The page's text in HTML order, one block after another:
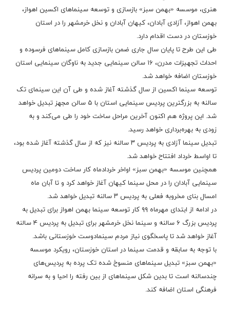
هنری، موسسه «بهمن سبز» بازسازی و توسعه سینماهای اکسین اهواز،
بهمن اهواز، آزادی آبادان، کیهان آبادان و نخل خرمشهر را در استان
خوزستان در دست اقدام دارد.
طی این طرح تا پایان سال جاری ضمن بازسازی کامل سینماهای فرسوده و
احداث تجهیزات مدرن، ۱۶ سالن سینمایی جدید به ناوگان سینمایی استان
خوزستان اضافه خواهد شد.
توسعه سینما اکسین از سال گذشته آغاز شده و طی آن این سینمای تک
سالنه به بزرگترین پردیس سینمایی استان با ۵ سالن مجهز تبدیل خواهد
شد. این پروژه هم اکنون آخرین مراحل ساخت خود را طی می‌کند و به
زودی به بهره‌برداری خواهد رسید.
تبدیل سینما آزادی به پردیس ۳ سالنه نیز که از سال گذشته آغاز شده بود،
تا اواسط خرداد افتتاح خواهد شد.
همچنین موسسه «بهمن سبز» اواخر خردادماه کار ساخت دومین پردیس
سینمایی آبادان را در محل سینما کیهان آغاز خواهد کرد و تا آبان ماه
امسال بنای مخروبه فعلی به پردیس ۳ سالنه تبدیل خواهد شد.
در ادامه از ابتدای مهرماه ۹۹ کار توسعه سینما بهمن اهواز برای تبدیل به
پردیس بزرگ ۶ سالنه و سینما نخل خرمشهر برای تبدیل به پردیس ۴ سالنه
آغاز خواهد شد تا پاسخگوی نیاز مردم سینمادوست خوزستانی باشد.
با توجه به سابقه و قدمت سینما در استان خوزستان، رویکرد موسسه
«بهمن سبز» تبدیل سینماهای منسوخ شده تک پرده به پردیس‌های
چندسالنه است تا بدین شکل سینماهای از بین رفته را احیا و به سرانه
فرهنگی استان اضافه کند.